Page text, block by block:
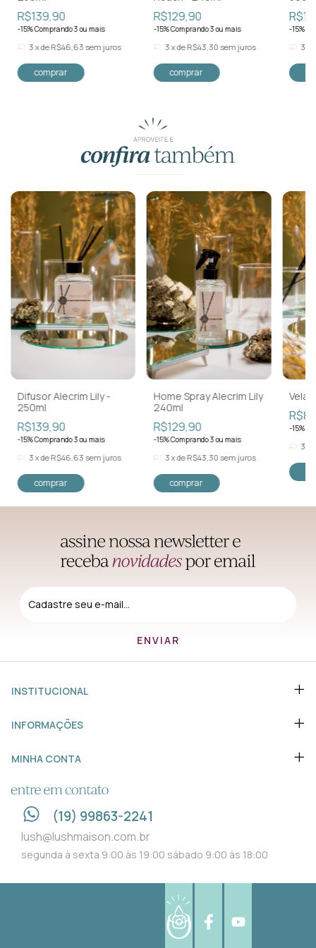
R$139,90
-15% Comprando 3 ou mais
3xdeR$46,63 sem juros
R$129,90
-15% Comprando 3 ou mais
3xdeR$43,30 sem juros
-15%
3
Para comprar com esse produto
Difusor Alecrim Lily -
250ml
R$139,90
-15% Comprando 3 ou mais
3 xdeR$46,63 sem juros
Home Spray Alecrim Lily
240ml
R$129,90
-15% Comprando 3 ou mais
3 xdeR$43,30 sem juros
Vela
-15%
3
INSTITUCIONAL
INFORMAÇÕES
MINHA CONTA
ENTRE EM CONTATO
(19) 99863-2241
lush@lushmaison.com.br
segunda à sexta 9:00 às 19:00 sábado 9:00 às 18:00